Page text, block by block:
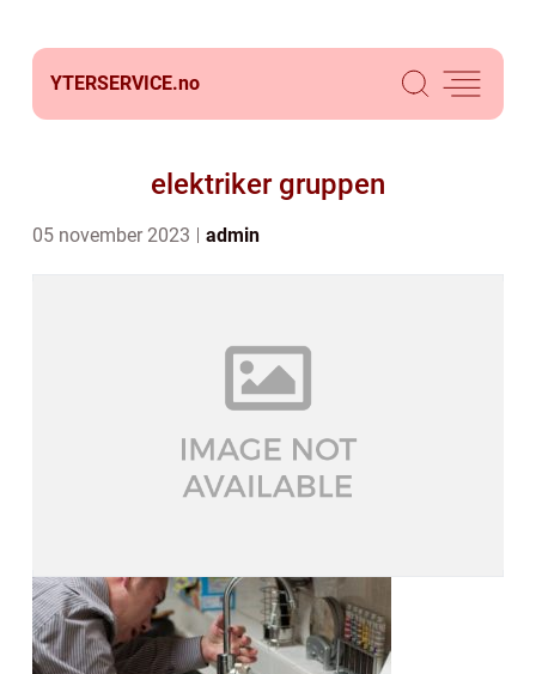
YTERSERVICE.no
elektriker gruppen
05 november 2023 admin